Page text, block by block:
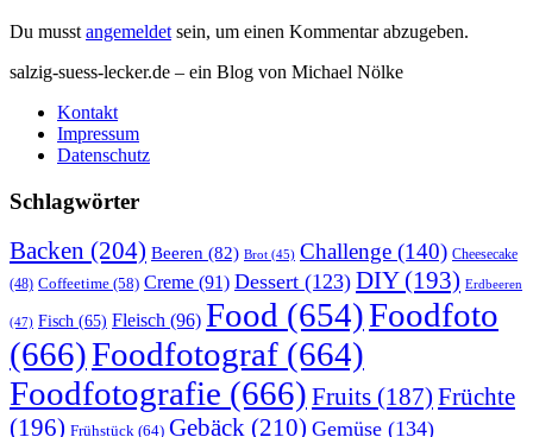
Du musst angemeldet sein, um einen Kommentar abzugeben.
salzig-suess-lecker.de – ein Blog von Michael Nölke
Kontakt
Impressum
Datenschutz
Schlagwörter
Backen (204) Beeren (82) Brot (45) Challenge (140) Cheesecake
(48) Coffeetime (58) Creme (91) Dessert (123) DIY(193) Erdbeeren
(47) Fisch (65) Fleisch (96) Food (654)Foodfoto
(666)Foodfotograf (664)
Foodfotografie (666) Fruits (187) Früchte
(196) Frühstück (64) Gebäck (210) Gemüse (134)